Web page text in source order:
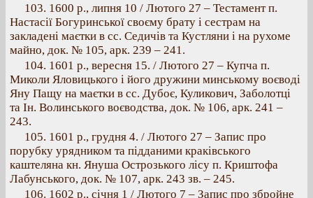
103. 1600 p., липня 10 / Лютого 27 – Тестамент п.
Настасії Богуринської своєму брату і сестрам на
закладені маєтки в сс. Седичів та Кустляни і на рухоме
майно, док. № 105, арк. 239 – 241.
104. 1601 p., вересня 15. / Лютого 27 – Купча п.
Миколи Яловицького і його дружини минському воєводі
Яну Пащу на маєтки в сс. Дубоє, Куликович, Заболотці
та Ін. Волинського воєводства, док. № 106, арк. 241 –
243.
105. 1601 p., грудня 4. / Лютого 27 – Запис про
порубку урядником та підданими краківського
каштеляна кн. Януша Острозького лісу п. Криштофа
Лабунського, док. № 107, арк. 243 зв. – 245.
106. 1602 р., січня 1 / Лютого 7 – Запис про збройне